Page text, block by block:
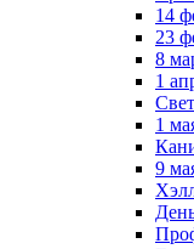
14
23
8
1
1
9